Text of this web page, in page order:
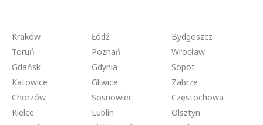
Kraków Łódź
Bydgoszcz
Toruń
Poznań
Wrocław
Gdańsk
Gdynia
Sopot
Katowice
Gliwice
Zabrze
Chorzów
Sosnowiec
Częstochowa
Kielce
Lublin
Olsztyn